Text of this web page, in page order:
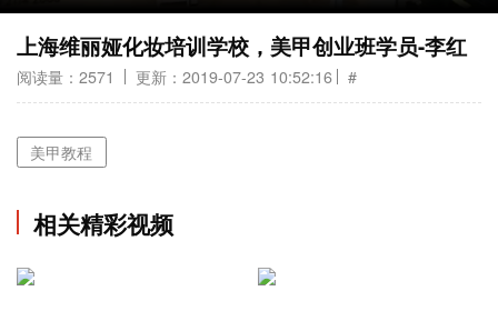
上海维丽娅化妆培训学校，美甲创业班学员-李红
阅读量：2571 更新：2019-07-23 10:52:16 #
美甲教程
相关精彩视频